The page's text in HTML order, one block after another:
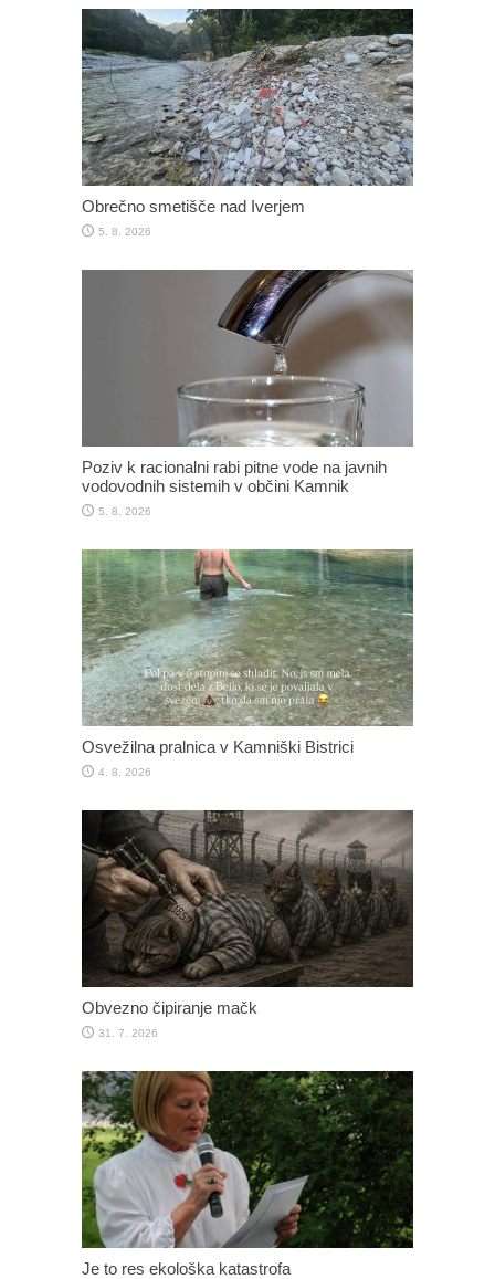
Obrečno smetišče nad Iverjem
5. 8. 2026
Poziv k racionalni rabi pitne vode na javnih
vodovodnih sistemih v občini Kamnik
5. 8. 2026
Osvežilna pralnica v Kamniški Bistrici
4. 8. 2026
Obvezno čipiranje mačk
31. 7. 2026
Je to res ekološka katastrofa